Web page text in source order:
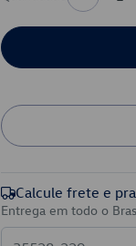
Calcule frete e
Entrega em todo o